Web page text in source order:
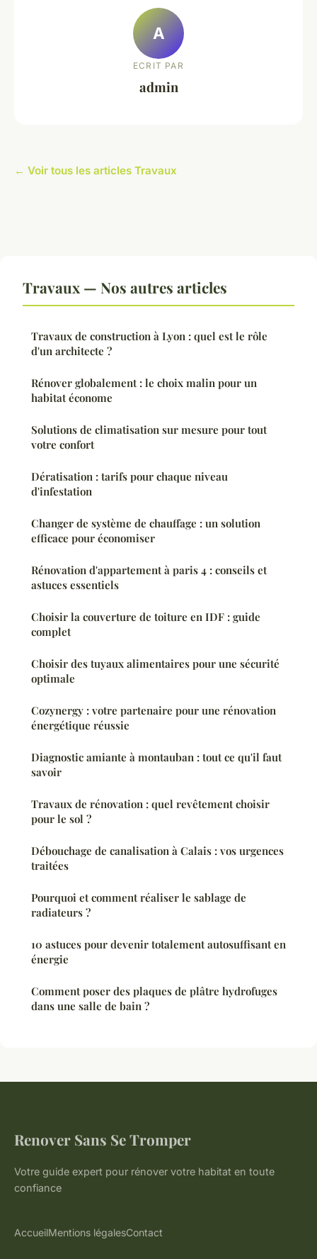
A
ECRIT PAR
admin
← Voir tous les articles Travaux
Travaux — Nos autres articles
Travaux de construction à Lyon : quel est le rôle
d'un architecte ?
Rénover globalement : le choix malin pour un
habitat économe
Solutions de climatisation sur mesure pour tout
votre confort
Dératisation : tarifs pour chaque niveau
d'infestation
Changer de système de chauffage : un solution
efficace pour économiser
Rénovation d'appartement à paris 4 : conseils et
astuces essentiels
Choisir la couverture de toiture en IDF : guide
complet
Choisir des tuyaux alimentaires pour une sécurité
optimale
Cozynergy : votre partenaire pour une rénovation
énergétique réussie
Diagnostic amiante à montauban : tout ce qu'il faut
savoir
Travaux de rénovation : quel revêtement choisir
pour le sol ?
Débouchage de canalisation à Calais : vos urgences
traitées
Pourquoi et comment réaliser le sablage de
radiateurs ?
10 astuces pour devenir totalement autosuffisant en
énergie
Comment poser des plaques de plâtre hydrofuges
dans une salle de bain ?
Renover Sans Se Tromper
Votre guide expert pour rénover votre habitat en toute
confiance
AccueilMentions légalesContact